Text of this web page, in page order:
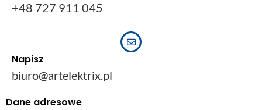
+48 727 911 045
Napisz
biuro@artelektrix.pl
Dane adresowe